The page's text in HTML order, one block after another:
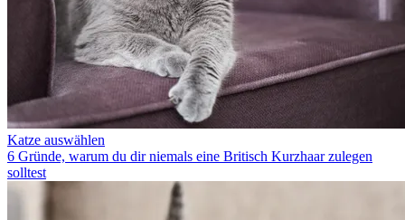
Katze auswählen
6 Gründe, warum du dir niemals eine Britisch Kurzhaar zulegen
solltest